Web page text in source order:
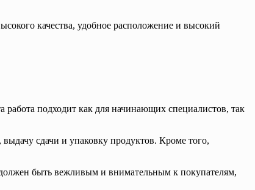
качества, удобное расположение и высокий
подходит как для начинающих специалистов, так
сдачи и упаковку продуктов. Кроме того,
быть вежливым и внимательным к покупателям,